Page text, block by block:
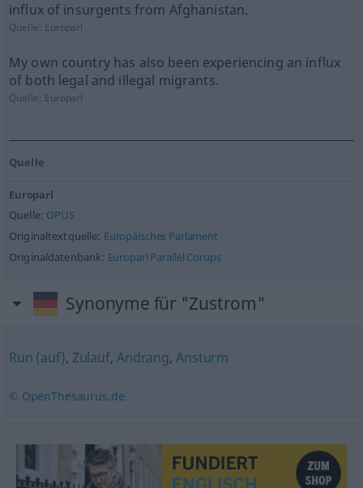
influx of insurgents from Afghanistan.
Quelle: Europarl
My own country has also been experiencing an influx
of both legal and illegal migrants.
Quelle: Europarl
Quelle
Europarl
Quelle: OPUS
Originaltextquelle: Europäisches Parlament
Originaldatenbank: Europarl Parallel Corups
Synonyme für "Zustrom"
Run (auf), Zulauf,Andrang,Ansturm
© OpenThesaurus.de